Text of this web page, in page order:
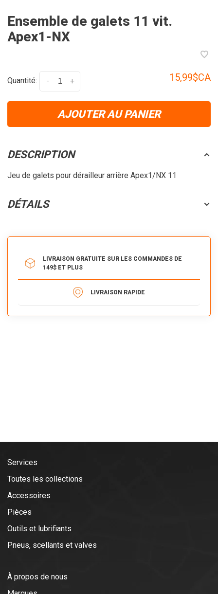
Ensemble de galets 11 vit.
Apex1-NX
Quantité: +
- 15,99$CA
AJOUTER AU PANIER
DESCRIPTION
Jeu de galets pour dérailleur arrière Apex1/NX 11
DÉTAILS
LIVRAISON GRATUITE SUR LES COMMANDES DE
149$ ET PLUS
LIVRAISON RAPIDE
Services
Toutes les collections
Accessoires
Pièces
Outils et lubrifiants
Pneus, scellants et valves
À propos de nous